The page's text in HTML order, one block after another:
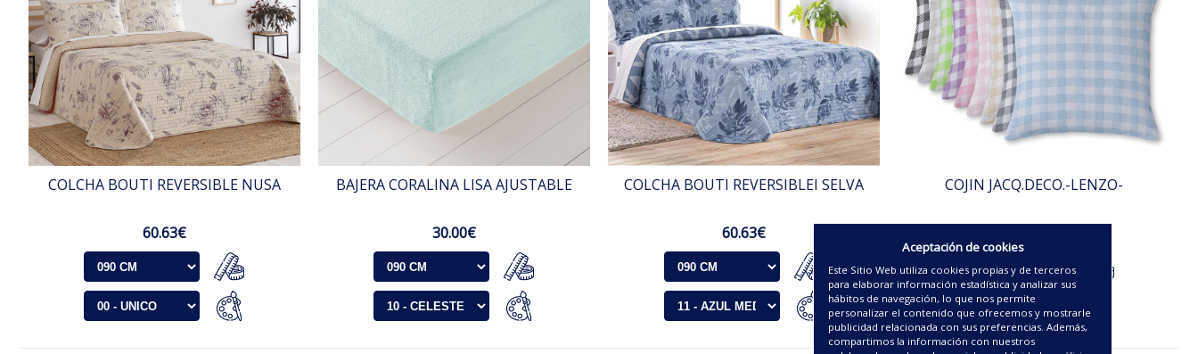
COLCHA BOUTI REVERSIBLE NUSA
60.63€
BAJERA CORALINA LISA AJUSTABLE
30.00€
COLCHA BOUTI REVERSIBLEI SELVA
60.63€
COJIN JACQ.DECO.-LENZO-
Aceptación de cookies
Este Sitio Web utiliza cookies propias y de terceros
para elaborar información estadística y analizar sus
hábitos de navegación, lo que nos permite
personalizar el contenido que ofrecemos y mostrarle
publicidad relacionada con sus preferencias. Además,
compartimos la información con nuestros